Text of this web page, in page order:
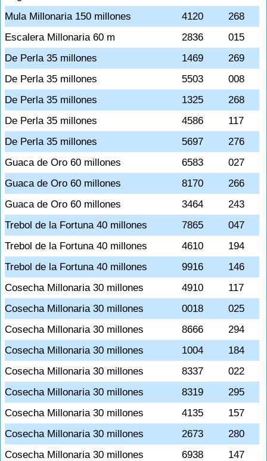
Mula Millonaria 150 millones
4120
268
Escalera Millonaria 60 m
2836
015
De Perla 35 millones
1469
269
De Perla 35 millones
5503
008
De Perla 35 millones
1325
268
De Perla 35 millones
4586
117
De Perla 35 millones
5697
276
Guaca de Oro 60 millones
6583
027
Guaca de Oro 60 millones
8170
266
Guaca de Oro 60 millones
3464
243
Trebol de la Fortuna 40 millones
7865
047
Trebol de la Fortuna 40 millones
4610
194
Trebol de la Fortuna 40 millones
9916
146
Cosecha Millonaria 30 millones
4910
117
Cosecha Millonaria 30 millones
0018
025
Cosecha Millonaria 30 millones
8666
294
Cosecha Millonaria 30 millones
1004
184
Cosecha Millonaria 30 millones
8337
022
Cosecha Millonaria 30 millones
8319
295
Cosecha Millonaria 30 millones
4135
157
Cosecha Millonaria 30 millones
2673
280
Cosecha Millonaria 30 millones
6938
147